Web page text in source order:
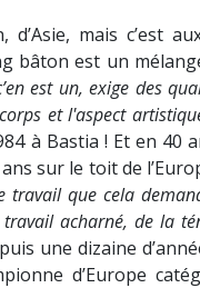
mais c’est
bâton est un
est un, exige des
et l'aspect
à Bastia ! Et en 40
sur le toit de
travail que cela
acharné, de la
une dizaine
d’Europe